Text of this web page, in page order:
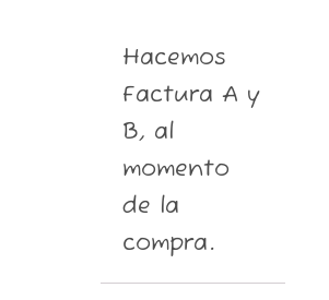
Hacemos
Factura A y
B, al
momento
de la
compra.